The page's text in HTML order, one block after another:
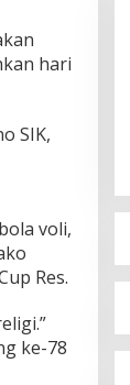
hari
SIK,
voli,
Res.
ke-78